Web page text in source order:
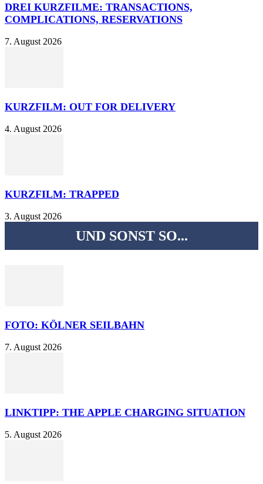
DREI KURZFILME: TRANSACTIONS,
COMPLICATIONS, RESERVATIONS
7. August 2026
KURZFILM: OUT FOR DELIVERY
4. August 2026
KURZFILM: TRAPPED
3. August 2026
UND SONST SO...
FOTO: KÖLNER SEILBAHN
7. August 2026
LINKTIPP: THE APPLE CHARGING SITUATION
5. August 2026